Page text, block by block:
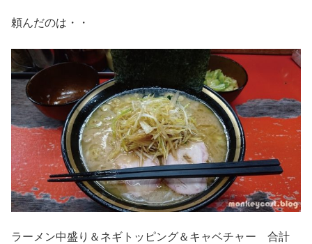
頼んだのは・・
ラーメン中盛り＆ネギトッピング＆キャベチャー 合計